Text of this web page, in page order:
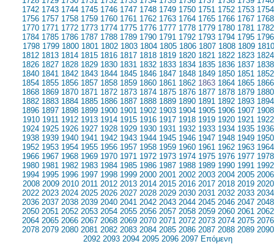
1742 1743 1744 1745 1746 1747 1748 1749 1750 1751 1752 1753 1754
1756 1757 1758 1759 1760 1761 1762 1763 1764 1765 1766 1767 1768
1770 1771 1772 1773 1774 1775 1776 1777 1778 1779 1780 1781 1782
1784 1785 1786 1787 1788 1789 1790 1791 1792 1793 1794 1795 1796
1798 1799 1800 1801 1802 1803 1804 1805 1806 1807 1808 1809 1810
1812 1813 1814 1815 1816 1817 1818 1819 1820 1821 1822 1823 1824
1826 1827 1828 1829 1830 1831 1832 1833 1834 1835 1836 1837 1838
1840 1841 1842 1843 1844 1845 1846 1847 1848 1849 1850 1851 1852
1854 1855 1856 1857 1858 1859 1860 1861 1862 1863 1864 1865 1866
1868 1869 1870 1871 1872 1873 1874 1875 1876 1877 1878 1879 1880
1882 1883 1884 1885 1886 1887 1888 1889 1890 1891 1892 1893 1894
1896 1897 1898 1899 1900 1901 1902 1903 1904 1905 1906 1907 1908
1910 1911 1912 1913 1914 1915 1916 1917 1918 1919 1920 1921 1922
1924 1925 1926 1927 1928 1929 1930 1931 1932 1933 1934 1935 1936
1938 1939 1940 1941 1942 1943 1944 1945 1946 1947 1948 1949 1950
1952 1953 1954 1955 1956 1957 1958 1959 1960 1961 1962 1963 1964
1966 1967 1968 1969 1970 1971 1972 1973 1974 1975 1976 1977 1978
1980 1981 1982 1983 1984 1985 1986 1987 1988 1989 1990 1991 1992
1994 1995 1996 1997 1998 1999 2000 2001 2002 2003 2004 2005 2006
2008 2009 2010 2011 2012 2013 2014 2015 2016 2017 2018 2019 2020
2022 2023 2024 2025 2026 2027 2028 2029 2030 2031 2032 2033 2034
2036 2037 2038 2039 2040 2041 2042 2043 2044 2045 2046 2047 2048
2050 2051 2052 2053 2054 2055 2056 2057 2058 2059 2060 2061 2062
2064 2065 2066 2067 2068 2069 2070 2071 2072 2073 2074 2075 2076
2078 2079 2080 2081 2082 2083 2084 2085 2086 2087 2088 2089 2090
2092 2093 2094 2095 2096 2097 Επόμενη